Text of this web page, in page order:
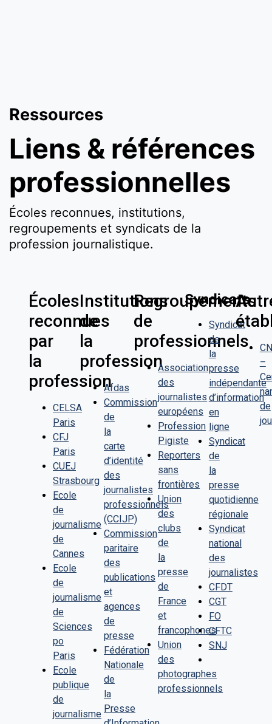
Ressources
Liens & références
professionnelles
Écoles reconnues, institutions,
regroupements et syndicats de la
profession journalistique.
Écoles
reconnues
par
la
profession
CELSA
Paris
CFJ
Paris
CUEJ
Strasbourg
Ecole
de
journalisme
de
Cannes
Ecole
de
journalisme
de
Sciences
po
Paris
Ecole
publique
de
journalisme
Institutions
de
la
profession
Afdas
Commission
de
la
carte
d’identité
des
journalistes
professionnels
(CCIJP)
Commission
paritaire
des
publications
et
agences
de
presse
Fédération
Nationale
de
la
Presse
Regroupements
de
professionnels
Association
des
journalistes
européens
Profession
Pigiste
Reporters
sans
frontières
Union
des
clubs
de
la
presse
de
France
et
francophones
Union
des
photographes
professionnels
Syndicats
Syndicat
de
la
presse
indépendante
d’information
en
ligne
Syndicat
de
la
presse
quotidienne
régionale
Syndicat
national
des
journalistes
CFDT
CGT
FO
CFTC
SNJ
–
de